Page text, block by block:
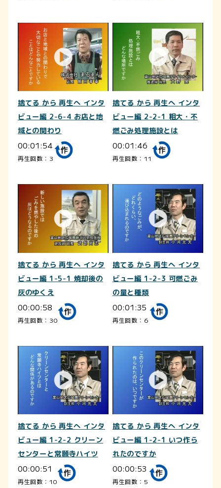
捨てる から 再生へ インタ
ビュー編 2-6-4 お店と地
域との関わり
00:01:54
再生回数：3
捨てる から 再生へ インタ
ビュー編 2-2-1 粗大・不
燃ごみ処理施設とは
00:01:46
再生回数：11
捨てる から 再生へ インタ
ビュー編 1-5-1 焼却後の
灰のゆくえ
00:00:58
再生回数：30
捨てる から 再生へ インタ
ビュー編 1-2-3 可燃ごみ
の量と種類
00:01:35
再生回数：6
捨てる から 再生へ インタ
ビュー編 1-2-2 クリーン
センターと常願寺ハイツ
00:00:51
再生回数：10
捨てる から 再生へ インタ
ビュー編 1-2-1 いつ作ら
れたのですか
00:00:53
再生回数：5